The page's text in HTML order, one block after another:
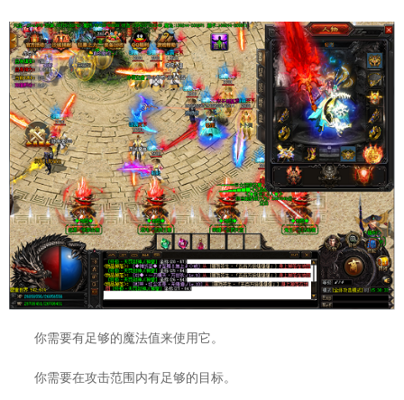
你需要有足够的魔法值来使用它。
你需要在攻击范围内有足够的目标。